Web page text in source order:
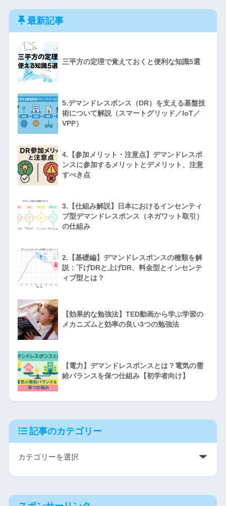
最新記事
三平方の定理で覚えておくと便利な知識5選
5.デマンドレスポンス（DR）を支える基盤技
術について解説（スマートグリッド／IoT／
VPP）
4.【参加メリット・注意点】デマンドレスポ
ンスに参加するメリットとデメリット、注意
すべき点
3.【仕組み解説】日本におけるインセンティ
ブ型デマンドレスポンス（ネガワット取引）
の仕組み
2.【基礎編】デマンドレスポンスの種類を解
説：下げDRと上げDR、料金型とインセンテ
ィブ型とは？
【効果的な勉強法】TED動画から学ぶ学習の
メカニズムと効率の良い3つの勉強法
【電力】デマンドレスポンスとは？電気の需
給バランスを保つ仕組み【初学者向け】
記事のカテゴリー